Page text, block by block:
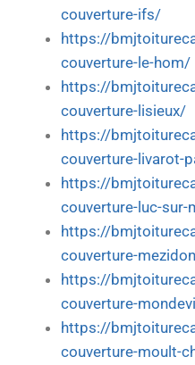
couverture-ifs/
https://
couverture-le-hom/
https://
couverture-lisieux/
https://
couverture-livarot-
https://
couverture-luc-sur-
https://
couverture-
https://
couverture-
https://
couverture-moult-